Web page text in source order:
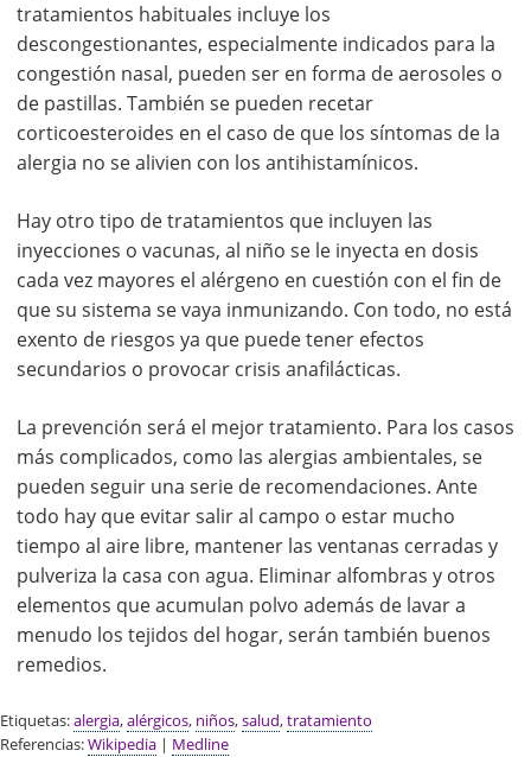
tratamientos habituales incluye los
descongestionantes, especialmente indicados para la
congestión nasal, pueden ser en forma de aerosoles o
de pastillas. También se pueden recetar
corticoesteroides en el caso de que los síntomas de la
alergia no se alivien con los antihistamínicos.
Hay otro tipo de tratamientos que incluyen las
inyecciones o vacunas, al niño se le inyecta en dosis
cada vez mayores el alérgeno en cuestión con el fin de
que su sistema se vaya inmunizando. Con todo, no está
exento de riesgos ya que puede tener efectos
secundarios o provocar crisis anafilácticas.
La prevención será el mejor tratamiento. Para los casos
más complicados, como las alergias ambientales, se
pueden seguir una serie de recomendaciones. Ante
todo hay que evitar salir al campo o estar mucho
tiempo al aire libre, mantener las ventanas cerradas y
pulveriza la casa con agua. Eliminar alfombras y otros
elementos que acumulan polvo además de lavar a
menudo los tejidos del hogar, serán también buenos
remedios.
Etiquetas:alergia,alérgicos, niños,salud,tratamiento
Referencias:Wikipedia | Medline